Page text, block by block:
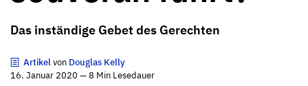
Das inständige Gebet des Gerechten
Artikelvon Douglas Kelly
16. Januar 2020 — 8 Min Lesedauer